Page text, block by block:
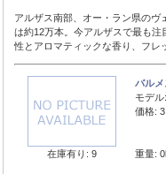
アルザス南部、オー・ラン県の
は約12万本。今アルザスで最も
性とアロマティックな香り、フレ
在庫有り: 9
バル
モデル:
価格:
重量: